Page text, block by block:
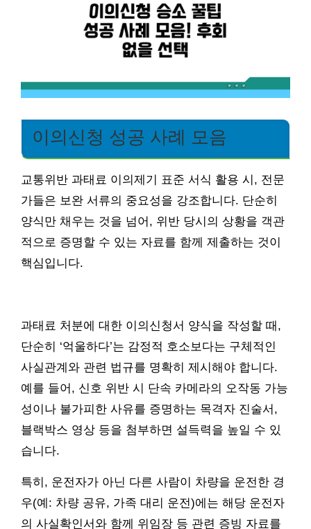
이의신청 성공 사례 모음
교통위반 과태료 이의제기 표준 서식 활용 시, 전문
가들은 보완 서류의 중요성을 강조합니다. 단순히
양식만 채우는 것을 넘어, 위반 당시의 상황을 객관
적으로 증명할 수 있는 자료를 함께 제출하는 것이
핵심입니다.
과태료 처분에 대한 이의신청서 양식을 작성할 때,
단순히 ‘억울하다’는 감정적 호소보다는 구체적인
사실관계와 관련 법규를 명확히 제시해야 합니다.
예를 들어, 신호 위반 시 단속 카메라의 오작동 가능
성이나 불가피한 사유를 증명하는 목격자 진술서,
블랙박스 영상 등을 첨부하면 설득력을 높일 수 있
습니다.
특히, 운전자가 아닌 다른 사람이 차량을 운전한 경
우(예: 차량 공유, 가족 대리 운전)에는 해당 운전자
의 사실확인서와 함께 위임장 등 관련 증빙 자료를